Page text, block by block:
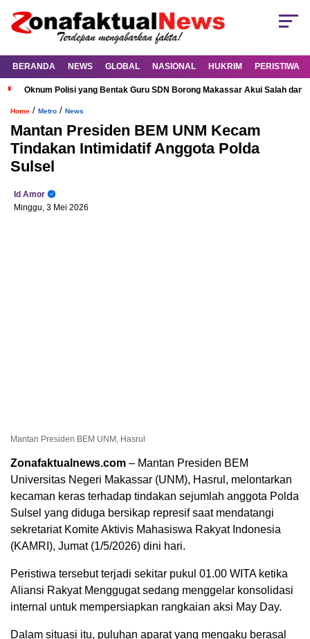
BERANDA NEWS GLOBAL NASIONAL HUKRIM PERISTIWA
Oknum Polisi yang Bentak Guru SDN Borong Makassar Akui Salah dan
Home / Metro / News
Mantan Presiden BEM UNM Kecam
Tindakan Intimidatif Anggota Polda
Sulsel
Id Amor
Minggu, 3 Mei 2026
Mantan Presiden BEM UNM, Hasrul
Zonafaktualnews.com – Mantan Presiden BEM
Universitas Negeri Makassar (UNM), Hasrul, melontarkan
kecaman keras terhadap tindakan sejumlah anggota Polda
Sulsel yang diduga bersikap represif saat mendatangi
sekretariat Komite Aktivis Mahasiswa Rakyat Indonesia
(KAMRI), Jumat (1/5/2026) dini hari.
Peristiwa tersebut terjadi sekitar pukul 01.00 WITA ketika
Aliansi Rakyat Menggugat sedang menggelar konsolidasi
internal untuk mempersiapkan rangkaian aksi May Day.
Dalam situasi itu, puluhan aparat yang mengaku berasal